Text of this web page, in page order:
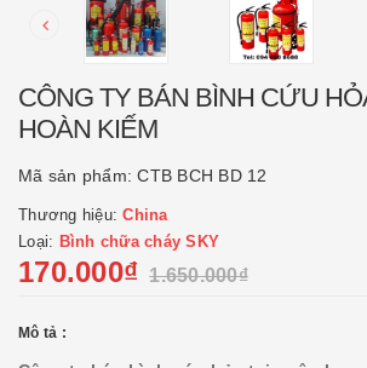
CÔNG TY BÁN BÌNH CỨU
HOÀN KIẾM
Mã sản phẩm:CTB BCH BD 12
Thương hiệu:China
Loại: Bình chữa cháy SKY
170.000₫ 1.650.000₫
Mô tả :